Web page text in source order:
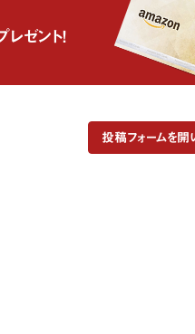
ゼント！
投稿フォームを